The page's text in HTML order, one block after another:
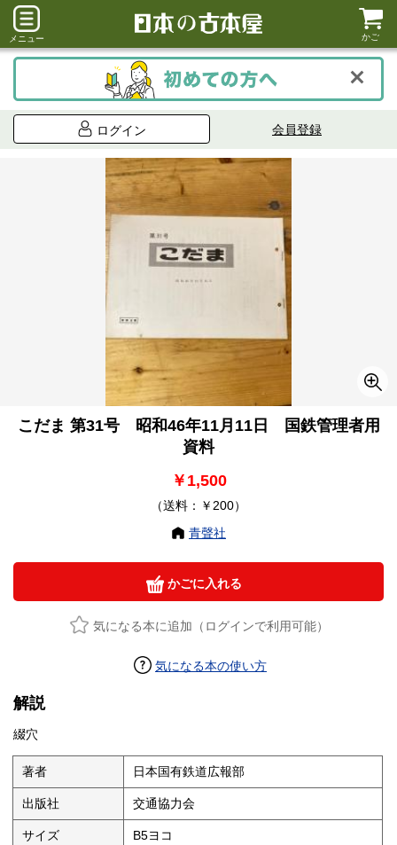
メニュー かご
ログイン 会員登録
こだま 第31号 昭和46年11月11日 国鉄管理者用
資料
￥1,500
（送料：￥200）
青聲社
かごに入れる
気になる本に追加（ログインで利用可能）
気になる本の使い方
解説
綴穴
著者 日本国有鉄道広報部
出版社 交通協力会
サイズ B5ヨコ